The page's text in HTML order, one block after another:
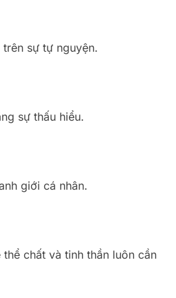
sự tự nguyện.
sự thấu hiểu.
giới cá nhân.
chất và tinh thần luôn cần